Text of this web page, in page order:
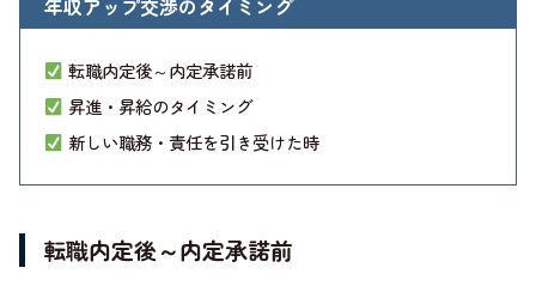
年収アップ交渉のタイミング
転職内定後～内定承諾前
昇進・昇給のタイミング
新しい職務・責任を引き受けた時
転職内定後～内定承諾前